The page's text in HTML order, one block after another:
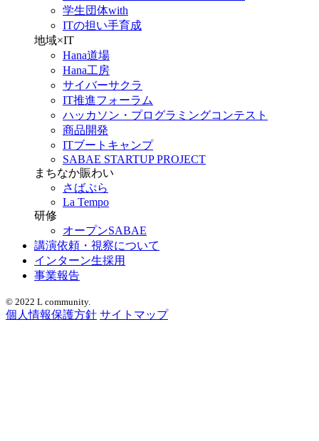
学生団体with
ITの担い手育成
地域×IT
Hana道場
Hana工房
サイバーサクラ
IT推進フォーラム
ハッカソン・プログラミングコンテスト
商品開発
ITブートキャンプ
SABAE STARTUP PROJECT
まちなか賑わい
さばぷら
La Tempo
研修
オープンSABAE
講演依頼・視察について
インターン生採用
事業報告
© 2022 L community.
個人情報保護方針 サイトマップ